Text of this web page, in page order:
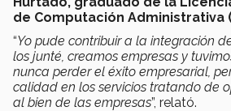
de Computación Administrativa
“Yo pude contribuir a la integración
los junté, creamos empresas y
nunca perder el éxito empresarial,
calidad en los servicios tratando de
al bien de las empresas”, relató.